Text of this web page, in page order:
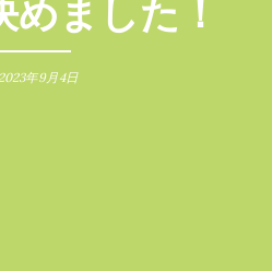
めました！
年9月4日